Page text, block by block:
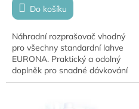
Do košíku
Náhradní rozprašovač vhodný
pro všechny standardní lahve
EURONA. Praktický a odolný
doplněk pro snadné dávkování
čisticích prostředků.